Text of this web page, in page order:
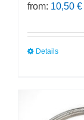
from: 10,50 €
Details
multiple